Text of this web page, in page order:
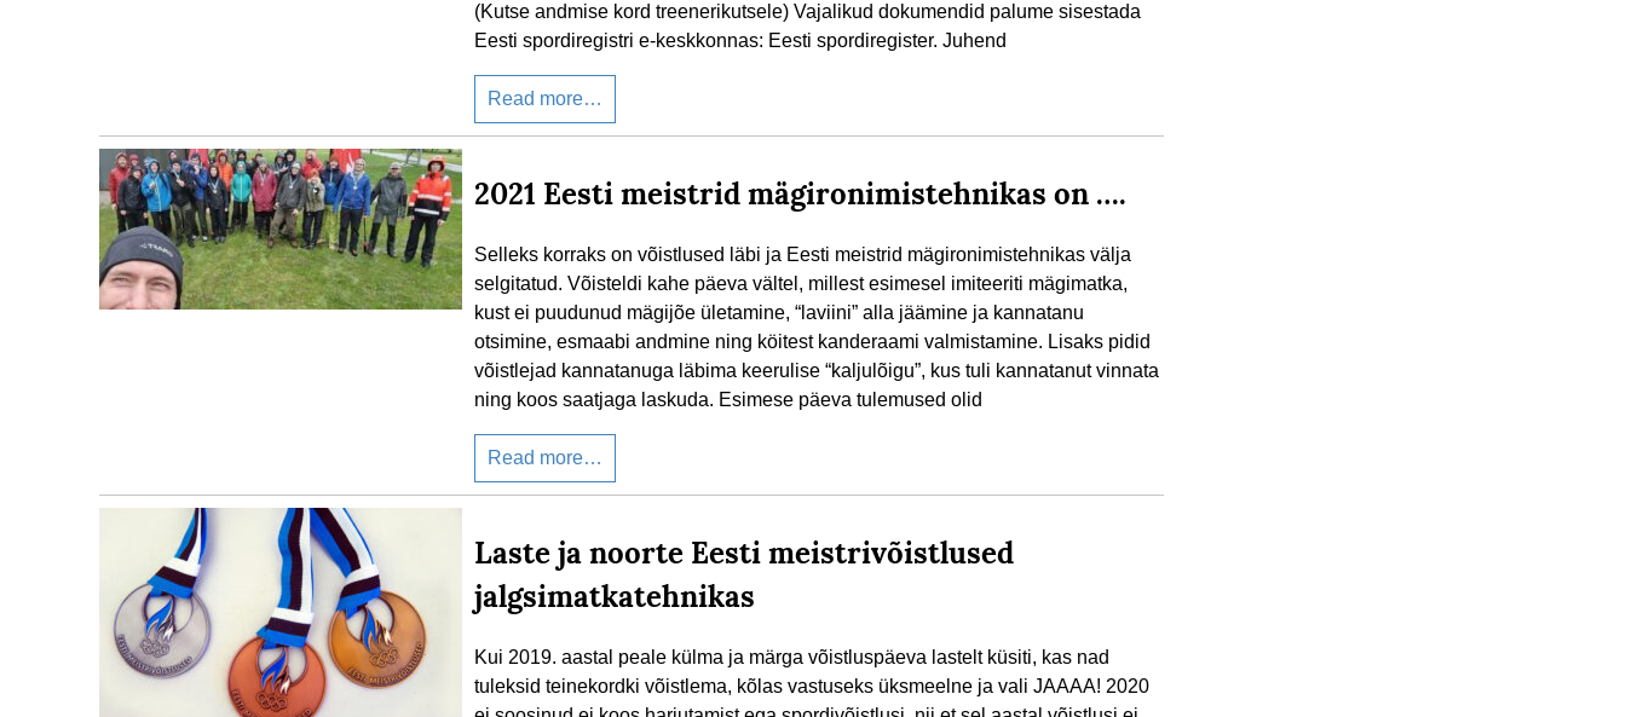
(Kutse andmise kord treenerikutsele) Vajalikud dokumendid palume sisestada
Eesti spordiregistri e-keskkonnas: Eesti spordiregister. Juhend
Read more…
2021 Eesti meistrid mägironimistehnikas on ….
Selleks korraks on võistlused läbi ja Eesti meistrid mägironimistehnikas välja
selgitatud. Võisteldi kahe päeva vältel, millest esimesel imiteeriti mägimatka,
kust ei puudunud mägijõe ületamine, “laviini” alla jäämine ja kannatanu
otsimine, esmaabi andmine ning köitest kanderaami valmistamine. Lisaks pidid
võistlejad kannatanuga läbima keerulise “kaljulõigu”, kus tuli kannatanut vinnata
ning koos saatjaga laskuda. Esimese päeva tulemused olid
Read more…
Laste ja noorte Eesti meistrivõistlused
jalgsimatkatehnikas
Kui 2019. aastal peale külma ja märga võistluspäeva lastelt küsiti, kas nad
tuleksid teinekordki võistlema, kõlas vastuseks üksmeelne ja vali JAAAA! 2020